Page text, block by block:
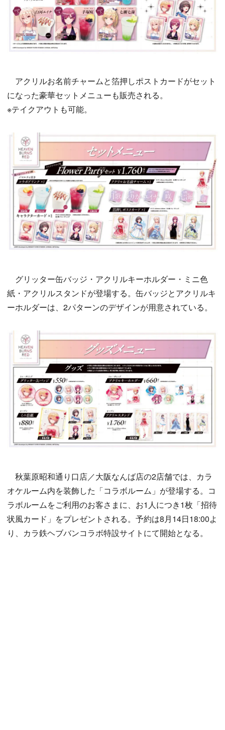
アクリルお名前チャームと箔押しポストカードがセット
になった豪華セットメニューも販売される。
※テイクアウトも可能。
グリッター缶バッジ・アクリルキーホルダー・ミニ色
紙・アクリルスタンドが登場する。缶バッジとアクリルキ
ーホルダーは、2パターンのデザインが用意されている。
秋葉原昭和通り口店／大阪なんば店の2店舗では、カラ
オケルーム内を装飾した「コラボルーム」が登場する。コ
ラボルームをご利用のお客さまに、お1人につき1枚「招待
状風カード」をプレゼントされる。予約は8月14日18:00よ
り、カラ鉄ヘブバンコラボ特設サイトにて開始となる。